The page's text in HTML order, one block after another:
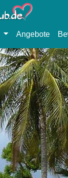
Angebote